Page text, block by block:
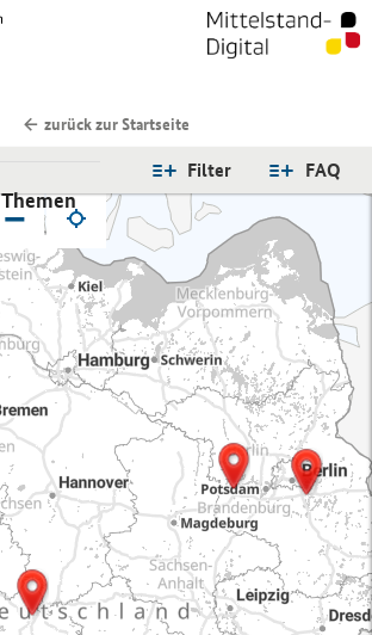
zurück zur Startseite
FAQ
Filter
Themen
−